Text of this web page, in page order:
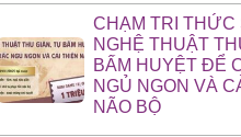
CHẠM TRI THỨC
NGHỆ THUẬT
BẤM HUYỆT ĐỂ
NGỦ NGON VÀ
NÃO BỘ